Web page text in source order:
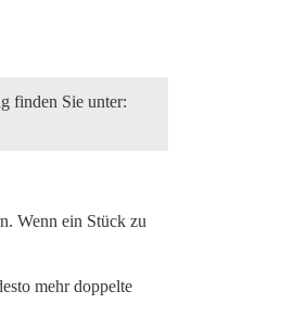
finden Sie unter:
Wenn ein Stück zu
mehr doppelte